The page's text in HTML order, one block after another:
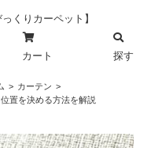
カート 探す
カーテン
置を決める方法を解説